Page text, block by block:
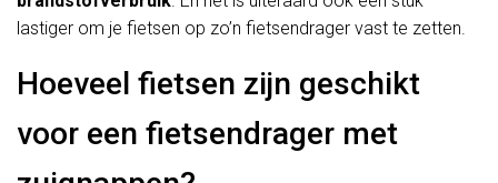
lastiger om je fietsen op zo’n fietsendrager vast te zetten.
Hoeveel fietsen zijn geschikt
voor een fietsendrager met